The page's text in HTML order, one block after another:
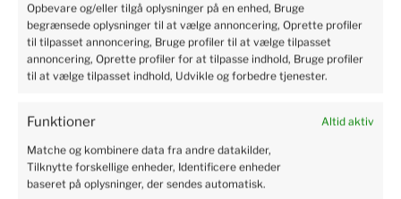
Opbevare og/eller tilgå oplysninger på en enhed, Bruge
begrænsede oplysninger til at vælge annoncering, Oprette profiler
til tilpasset annoncering, Bruge profiler til at vælge tilpasset
annoncering, Oprette profiler for at tilpasse indhold, Bruge profiler
til at vælge tilpasset indhold, Udvikle og forbedre tjenester.
Funktioner Altid aktiv
Matche og kombinere data fra andre datakilder,
Tilknytte forskellige enheder, Identificere enheder
baseret på oplysninger, der sendes automatisk.
and sound. There is no need to worry. Excellent protection
of the parcel.
2024-06-04
4
4
Susanne
5
Perfect service, I recommend it.
2024-06-03